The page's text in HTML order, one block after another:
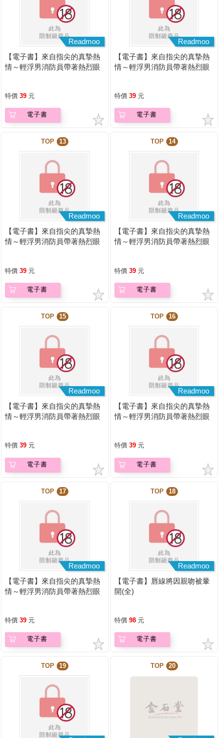
Readmoo
【電子書】來自指尖的真摯熱
情～輕浮男消防員帶著熱烈眼
特價 39 元
電子書
Readmoo
【電子書】來自指尖的真摯熱
情～輕浮男消防員帶著熱烈眼
特價 39 元
電子書
TOP 13
Readmoo
【電子書】來自指尖的真摯熱
情～輕浮男消防員帶著熱烈眼
特價 39 元
電子書
TOP 14
Readmoo
【電子書】來自指尖的真摯熱
情～輕浮男消防員帶著熱烈眼
特價 39 元
電子書
TOP 15
Readmoo
【電子書】來自指尖的真摯熱
情～輕浮男消防員帶著熱烈眼
特價 39 元
電子書
TOP 16
Readmoo
【電子書】來自指尖的真摯熱
情～輕浮男消防員帶著熱烈眼
特價 39 元
電子書
TOP 17
Readmoo
【電子書】來自指尖的真摯熱
情～輕浮男消防員帶著熱烈眼
特價 39 元
電子書
TOP 18
Readmoo
【電子書】唇線將因親吻被暈
開(全)
特價 98 元
電子書
TOP 19 TOP 20